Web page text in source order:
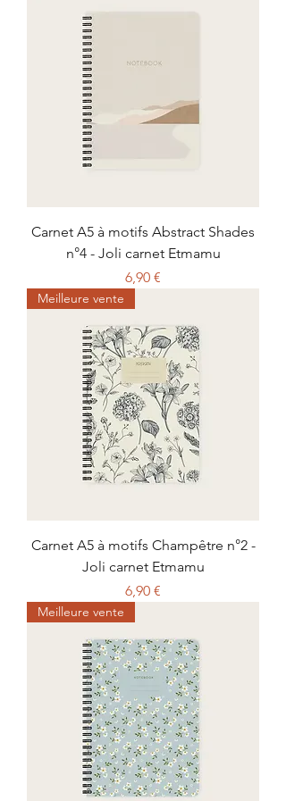
Carnet A5 à motifs Abstract Shades
n°4 - Joli carnet Etmamu
Prix
6,90 €
Meilleure vente
Carnet A5 à motifs Champêtre n°2 -
Joli carnet Etmamu
Prix
6,90 €
Meilleure vente